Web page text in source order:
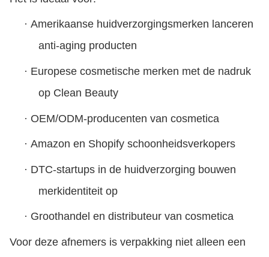
· Amerikaanse huidverzorgingsmerken lanceren
anti-aging producten
· Europese cosmetische merken met de nadruk
op Clean Beauty
· OEM/ODM-producenten van cosmetica
· Amazon en Shopify schoonheidsverkopers
· DTC-startups in de huidverzorging bouwen
merkidentiteit op
· Groothandel en distributeur van cosmetica
Voor deze afnemers is verpakking niet alleen een